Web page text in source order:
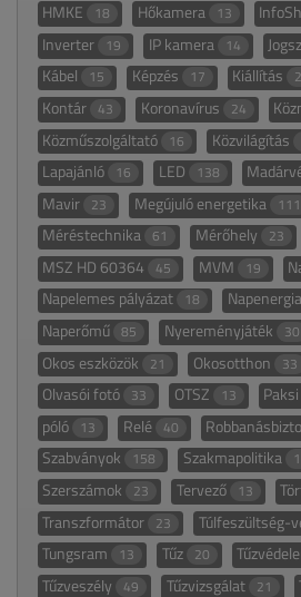
HMKE 18 Hőkamera 13
Inverter 19 IP kamera 14
Kábel 15 Képzés 17 Kiállítás
Kontár 43 Koronavírus 24
Közműszolgáltató 16 Közvilágítás
Lapajánló 16 LED 138
Mavir 23 Megújuló energetika 111
Méréstechnika 61 Mérőhely 23
MSZ HD 60364 45 MVM 19
Napelemes pályázat 18 Napenergia
Naperőmű 85 Nyereményjáték 30
Okos eszközök 21 Okosotthon 33
Olvasói fotó 33 OTSZ 13
póló 13 Relé 40
Szabványok 158 Szakmapolitika
Szerszámok 23 Tervező 13
Transzformátor 23 Túlfeszültség-
Tungsram 13 Tűz 20
Tűzveszély 49 Tűzvizsgálat 21